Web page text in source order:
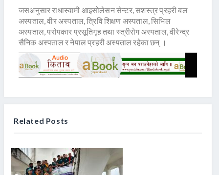
जसअनुसार राधास्वामी आइसोलेसन सेन्टर, सशस्त्र प्रहरी बल
अस्पताल, वीर अस्पताल, त्रिवि शिक्षण अस्पताल, सिभिल
अस्पताल, परोपकार प्रसूतिगृह तथा स्त्रीरोग अस्पताल, वीरेन्द्र
सैनिक अस्पताल र नेपाल प्रहरी अस्पताल रहेका छन् ।
Related Posts